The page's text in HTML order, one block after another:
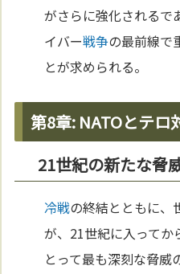
がさらに強化されるで
イバー戦争の最前線で
とが求められる。
第8章: NATOとテロ
21世紀の新たな脅
冷戦の終結とともに、
が、21世紀に入ってか
とって最も深刻な脅威